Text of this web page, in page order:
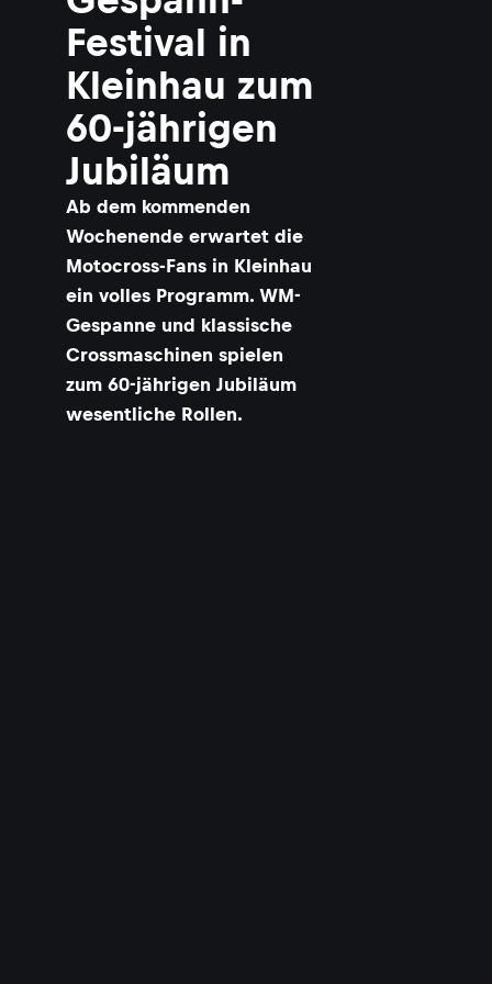
Festival in
Kleinhau zum
60-jährigen
Jubiläum
Ab dem kommenden
Wochenende erwartet die
Motocross-Fans in Kleinhau
ein volles Programm. WM-
Gespanne und klassische
Crossmaschinen spielen
zum 60-jährigen Jubiläum
wesentliche Rollen.